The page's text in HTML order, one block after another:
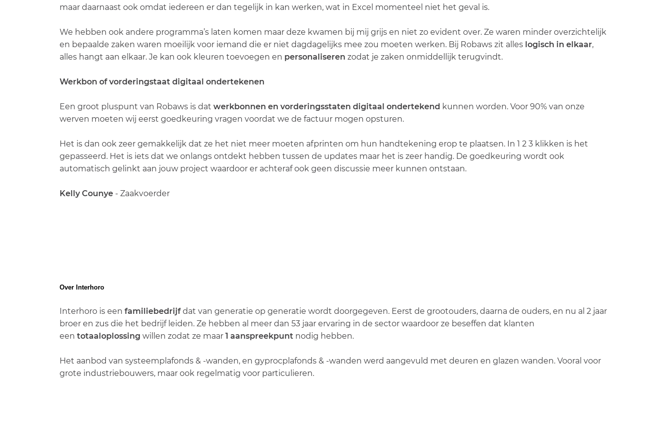
maar daarnaast ook omdat iedereen er dan tegelijk in kan werken, wat in Excel momenteel niet het geval is.
We hebben ook andere programma’s laten komen maar deze kwamen bij mij grijs en niet zo evident over. Ze waren minder overzichtelijk
en bepaalde zaken waren moeilijk voor iemand die er niet dagdagelijks mee zou moeten werken. Bij Robaws zit alles logisch in elkaar,
alles hangt aan elkaar. Je kan ook kleuren toevoegen en personaliseren zodat je zaken onmiddellijk terugvindt.
Werkbon of vorderingstaat digitaal ondertekenen
Een groot pluspunt van Robaws is dat werkbonnen en vorderingsstaten digitaal ondertekend kunnen worden. Voor 90% van onze
werven moeten wij eerst goedkeuring vragen voordat we de factuur mogen opsturen.
Het is dan ook zeer gemakkelijk dat ze het niet meer moeten afprinten om hun handtekening erop te plaatsen. In 1 2 3 klikken is het
gepasseerd. Het is iets dat we onlangs ontdekt hebben tussen de updates maar het is zeer handig. De goedkeuring wordt ook
automatisch gelinkt aan jouw project waardoor er achteraf ook geen discussie meer kunnen ontstaan.
Kelly Counye - Zaakvoerder
Over Interhoro
Interhoro is een familiebedrijfdat van generatie op generatie wordt doorgegeven. Eerst de grootouders, daarna de ouders, en nu al 2 jaar
broer en zus die het bedrijf leiden. Ze hebben al meer dan 53 jaar ervaring in de sector waardoor ze beseffen dat klanten
een totaaloplossing willen zodat ze maar 1 aanspreekpunt nodig hebben.
Het aanbod van systeemplafonds & -wanden, en gyprocplafonds & -wanden werd aangevuld met deuren en glazen wanden. Vooral voor
grote industriebouwers, maar ook regelmatig voor particulieren.